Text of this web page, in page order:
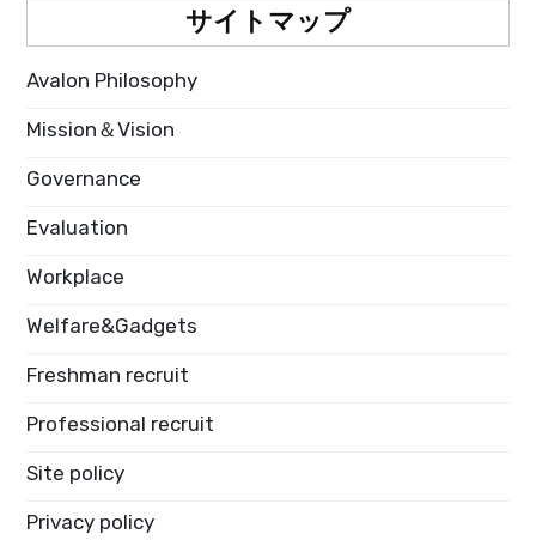
サイトマップ
Avalon Philosophy
Mission＆Vision
Governance
Evaluation
Workplace
Welfare&Gadgets
Freshman recruit
Professional recruit
Site policy
Privacy policy